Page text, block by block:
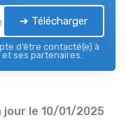
➔ Télécharger
d’être contacté(e) à
ses partenaires.
jour le 10/01/2025